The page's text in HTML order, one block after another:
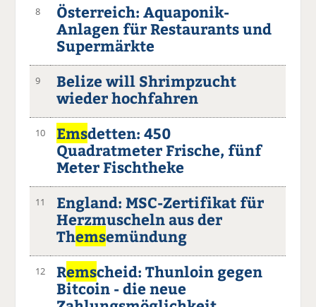
8
Österreich: Aquaponik-
Anlagen für Restaurants und
Supermärkte
9
Belize will Shrimpzucht
wieder hochfahren
10 Emsdetten: 450
Quadratmeter Frische, fünf
Meter Fischtheke
11
England: MSC-Zertifikat für
Herzmuscheln aus der
Themsemündung
12 Remscheid: Thunloin gegen
Bitcoin - die neue